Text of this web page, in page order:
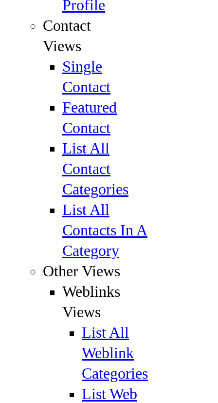
Profile
Contact
Views
Single
Contact
Featured
Contact
List All
Contact
Categories
List All
Contacts In A
Category
Other Views
Weblinks
Views
List All
Weblink
Categories
List Web